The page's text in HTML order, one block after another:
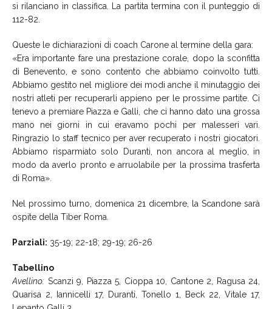
si rilanciano in classifica. La partita termina con il punteggio di
112-82.
Queste le dichiarazioni di coach Carone al termine della gara:
«Era importante fare una prestazione corale, dopo la sconfitta
di Benevento, e sono contento che abbiamo coinvolto tutti.
Abbiamo gestito nel migliore dei modi anche il minutaggio dei
nostri atleti per recuperarli appieno per le prossime partite. Ci
tenevo a premiare Piazza e Galli, che ci hanno dato una grossa
mano nei giorni in cui eravamo pochi per malesseri vari.
Ringrazio lo staff tecnico per aver recuperato i nostri giocatori.
Abbiamo risparmiato solo Duranti, non ancora al meglio, in
modo da averlo pronto e arruolabile per la prossima trasferta
di Roma».
Nel prossimo turno, domenica 21 dicembre, la Scandone sarà
ospite della Tiber Roma.
Parziali: 35-19; 22-18; 29-19; 26-26
Tabellino
Avellino: Scanzi 9, Piazza 5, Cioppa 10, Cantone 2, Ragusa 24,
Quarisa 2, Iannicelli 17, Duranti, Tonello 1, Beck 22, Vitale 17,